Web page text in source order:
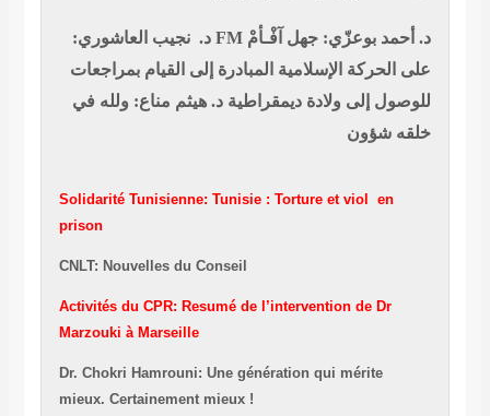
د. أحمد بوعزّي: جهل آفْـأمْ FM
د. نجيب العاشوري:
على الحركة الإسلامية المبادرة إلى القيام بمراجعات
للوصول إلى ولادة ديمقراطية د. هيثم مناع: ولله في
خلقه شؤون
Solidarité Tunisienne:Tunisie : Torture et viol en
prison
CNLT: Nouvelles du Conseil
Activités du CPR: Resumé de l’intervention de Dr
Marzouki à Marseille
Dr. Chokri Hamrouni: Une génération qui mérite
mieux. Certainement mieux !